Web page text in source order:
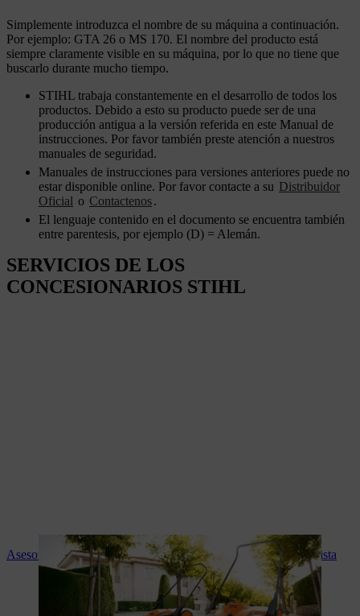
Simplemente introduzca el nombre de su máquina a continuación.
Por ejemplo: GTA 26 o MS 170. El nombre del producto está
siempre claramente visible en su máquina, por lo que no tiene que
buscarlo durante mucho tiempo.
STIHL trabaja constantemente en el desarrollo de todos los
productos. Debido a esto su producto puede ser de una
producción antigua a la versión referida en este Manual de
instrucciones. Por favor también preste atención a nuestros
manuales de seguridad.
Manuales de instrucciones para versiones anteriores puede no
estar disponible online. Por favor contacte a su Distribuidor
Oficial o Contactenos.
El lenguaje contenido en el documento se encuentra también
entre parentesis, por ejemplo (D) = Alemán.
SERVICIOS DE LOS
CONCESIONARIOS STIHL
Asesoramiento experto y servicio STIHL en tu tienda especialista